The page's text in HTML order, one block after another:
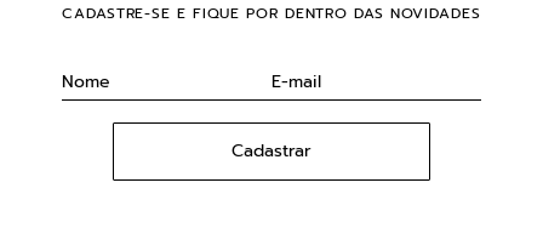
CADASTRE-SE E FIQUE POR DENTRO DAS NOVIDADES
Cadastrar